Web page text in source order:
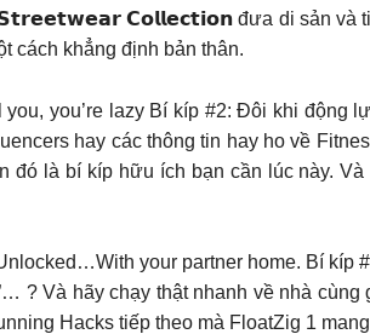
𝗖𝗼𝗹𝗹𝗲𝗰𝘁𝗶𝗼𝗻 đưa di sản và
cách khẳng định bản thân.
you’re lazy Bí kíp #2: Đôi khi động
hay các thông tin hay ho về
đó là bí kíp hữu ích bạn cần lúc này.
your partner home. Bí kíp
? Và hãy chạy thật nhanh về nhà
Hacks tiếp theo mà FloatZig 1